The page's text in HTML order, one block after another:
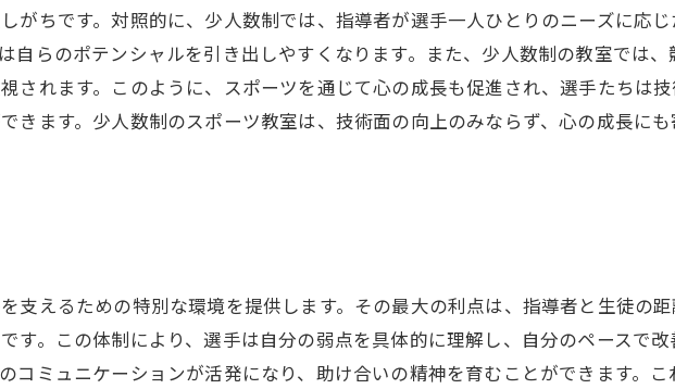
がちです。対照的に、少人数制では、指導者が選手一人ひとりのニーズに応
自らのポテンシャルを引き出しやすくなります。また、少人数制の教室では
されます。このように、スポーツを通じて心の成長も促進され、選手たちは技
きます。少人数制のスポーツ教室は、技術面の向上のみならず、心の成長に
支えるための特別な環境を提供します。その最大の利点は、指導者と生徒の
す。この体制により、選手は自分の弱点を具体的に理解し、自分のペースで
コミュニケーションが活発になり、助け合いの精神を育むことができます。